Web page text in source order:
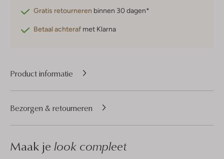
Gratis retourneren binnen 30 dagen*
Betaal achteraf met Klarna
Product informatie
Bezorgen & retourneren
Maak je look compleet